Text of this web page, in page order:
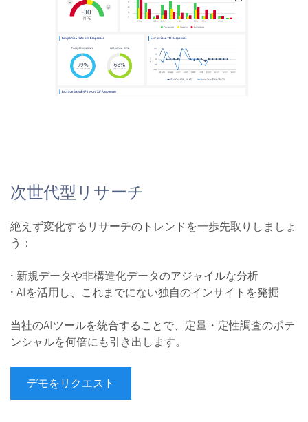
次世代型リサーチ
絶えず変化するリサーチのトレンドを一歩先取りしましょ
う：
• 新規データや非構造化データのアジャイルな分析
• AIを活用し、これまでにない独自のインサイトを発掘
当社のAIツールを統合することで、定量・定性調査のポテ
ンシャルを何倍にも引き出します。
デモをリクエスト